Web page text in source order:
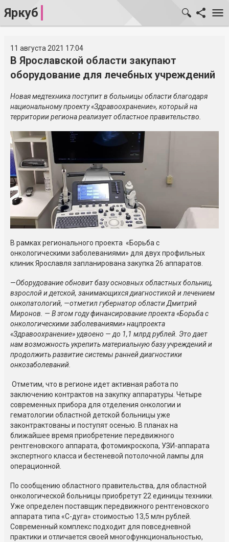
Яркуб
11 августа 2021 17:04
В Ярославской области закупают
оборудование для лечебных учреждений
Новая медтехника поступит в больницы области благодаря
национальному проекту «Здравоохранение», который на
территории региона реализует областное правительство.
В рамках регионального проекта «Борьба с
онкологическими заболеваниями» для двух профильных
клиник Ярославля запланирована закупка 26 аппаратов.
—Оборудование обновит базу основных областных больниц,
взрослой и детской, занимающихся диагностикой и лечением
онкопатологий, —отметил губернатор области Дмитрий
Миронов. — В этом году финансирование проекта «Борьба с
онкологическими заболеваниями» нацпроекта
«Здравоохранение» удвоено — до 1,1 млрд рублей. Это дает
нам возможность укрепить материальную базу учреждений и
продолжить развитие системы ранней диагностики
онкозаболеваний.
Отметим, что в регионе идет активная работа по
заключению контрактов на закупку аппаратуры. Четыре
современных прибора для отделения онкологии и
гематологии областной детской больницы уже
законтрактованы и поступят осенью. В планах на
ближайшее время приобретение передвижного
рентгеновского аппарата, фотомикроскопа, УЗИ-аппарата
экспертного класса и бестеневой потолочной лампы для
операционной.
По сообщению областного правительства, для областной
онкологической больницы приобретут 22 единицы техники.
Уже определен поставщик передвижного рентгеновского
аппарата типа «С-дуга» стоимостью 13,5 млн рублей.
Современный комплекс подходит для повседневной
практики и отличается своей многофункциональностью,